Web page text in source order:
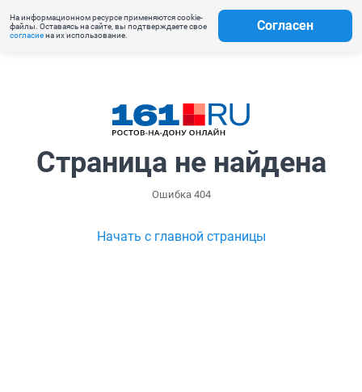
На информационном ресурсе применяются cookie-
файлы. Оставаясь на сайте, вы подтверждаете свое
согласиена их использование.
Согласен
Страница не найдена
Ошибка 404
Начать с главной страницы